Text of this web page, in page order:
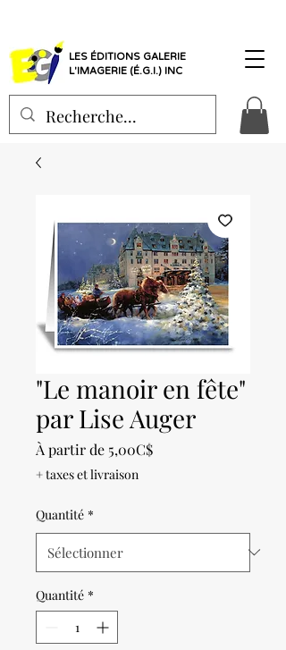
LES ÉDITIONS GALERIE
L'IMAGERIE (É.G.I.) INC
"Le manoir en fête"
par Lise Auger
À partir de 5,00C$Prix
+ taxes et livraison
Quantité *
Quantité *